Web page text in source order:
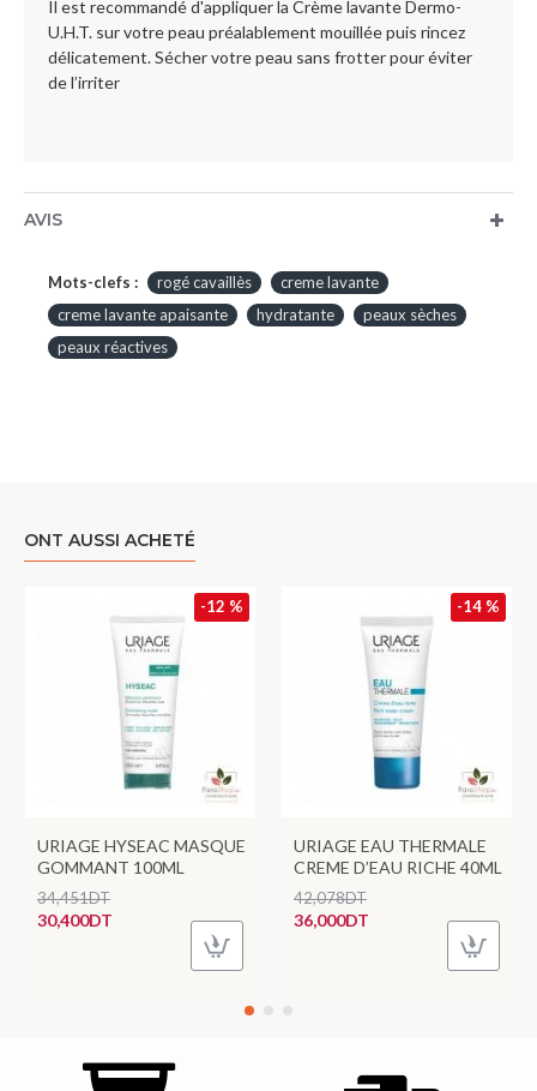
Il est recommandé d'appliquer la Crème lavante Dermo-
U.H.T. sur votre peau préalablement mouillée puis rincez
délicatement. Sécher votre peau sans frotter pour éviter
de l’irriter
AVIS
Mots-clefs : rogé cavaillès
creme lavante
creme lavante apaisante
hydratante
peaux sèches
peaux réactives
ONT AUSSI ACHETÉ
-12 %
URIAGE HYSEAC MASQUE
GOMMANT 100ML
30,400DT
34,451DT
-14 %
URIAGE EAU THERMALE
CREME D’EAU RICHE 40ML
36,000DT
42,078DT